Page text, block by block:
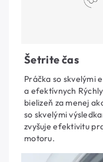
Šetrite čas
Práčka so skvelými
a efektívnych
bielizeň za menej
so skvelými
zvyšuje efektivitu
motoru.